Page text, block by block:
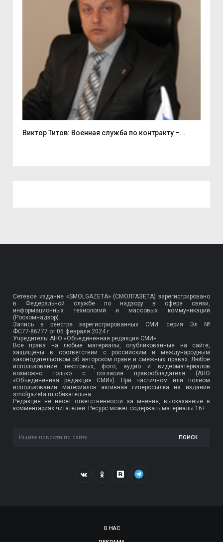
Виктор Титов: Военная служба по контракту –...
Сетевое издание «SMOLGAZETA» (СМОЛГАЗЕТА) зарегистрировано
в Федеральной службе по надзору в сфере связи,
информационных технологий и массовых коммуникаций
(Роскомнадзор).
Запись в реестре зарегистрированных СМИ: серия Эл №
ФС77-86777 от 05 февраля 2024 г.
Учредитель: АНО «Объединенная редакция СМИ».
Все права на любые материалы, опубликованные на сайте,
защищены в соответствии с российским и международным
законодательством об авторском праве и смежных правах. Любое
использование текстовых, фото, аудио и видеоматериалов
возможно только с согласия правообладателя (АНО
«Объединённая редакция СМИ»). При частичном или полном
использовании материалов активная гиперссылка на издание
smolgazeta.ru обязательна.
Редакция не несет ответственности за мнения, высказанные в
комментариях читателей. Ресурс может содержать материалы 16+.
ПОИСК
О НАС